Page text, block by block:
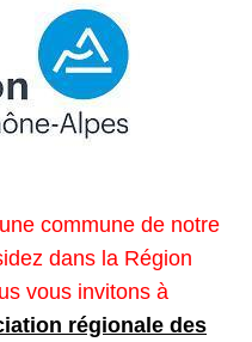
commune de notre
dans la Région
vous invitons à
régionale des